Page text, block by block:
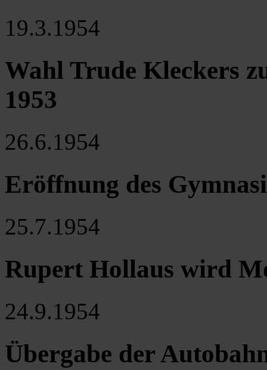
19.3.1954
Wahl Trude Kleckers
1953
26.6.1954
Eröffnung des
25.7.1954
Rupert Hollaus wird
24.9.1954
Übergabe der